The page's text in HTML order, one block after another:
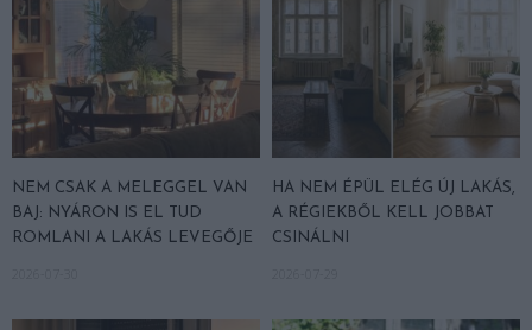
NEM CSAK A MELEGGEL VAN
BAJ: NYÁRON IS EL TUD
ROMLANI A LAKÁS LEVEGŐJE
HA NEM ÉPÜL ELÉG ÚJ LAKÁS,
A RÉGIEKBŐL KELL JOBBAT
CSINÁLNI